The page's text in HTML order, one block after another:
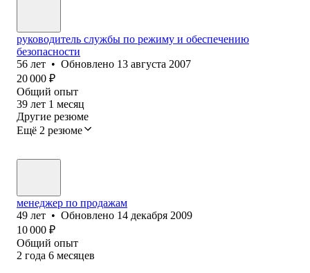
руководитель службы по режиму и обеспечению
безопасности
56 лет • Обновлено 13 августа 2007
20 000 ₽
Общий опыт
39 лет 1 месяц
Другие резюме
Ещё 2 резюме
менеджер по продажам
49 лет • Обновлено 14 декабря 2009
10 000 ₽
Общий опыт
2 года 6 месяцев